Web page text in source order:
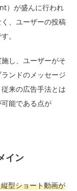
）が盛んに行われ
、ユーザーの投稿
。
し、ユーザーがそ
ンドのメッセージ
来の広告手法とは
能である点が
イン
型ショート動画が